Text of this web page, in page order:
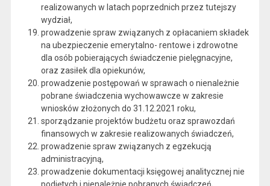
realizowanych w latach poprzednich przez tutejszy
wydział,
prowadzenie spraw związanych z opłacaniem składek
na ubezpieczenie emerytalno- rentowe i zdrowotne
dla osób pobierających świadczenie pielęgnacyjne,
oraz zasiłek dla opiekunów,
prowadzenie postępowań w sprawach o nienależnie
pobrane świadczenia wychowawcze w zakresie
wniosków złożonych do 31.12.2021 roku,
sporządzanie projektów budżetu oraz sprawozdań
finansowych w zakresie realizowanych świadczeń,
prowadzenie spraw związanych z egzekucją
administracyjną,
prowadzenie dokumentacji księgowej analitycznej nie